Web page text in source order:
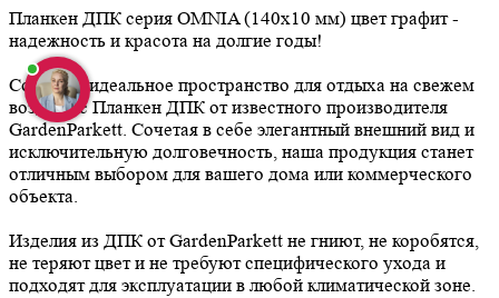
Планкен ДПК серия OMNIA (140х10 мм) цвет графит -
надежность и красота на долгие годы!
Создайте идеальное пространство для отдыха на свежем
воздухе с Планкен ДПК от известного производителя
GardenParkett. Сочетая в себе элегантный внешний вид и
исключительную долговечность, наша продукция станет
отличным выбором для вашего дома или коммерческого
объекта.
Изделия из ДПК от GardenParkett не гниют, не коробятся,
не теряют цвет и не требуют специфического ухода и
подходят для эксплуатации в любой климатической зоне.